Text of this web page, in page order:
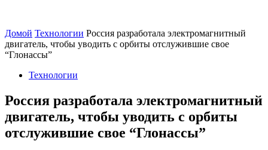
Домой Технологии Россия разработала электромагнитный
двигатель, чтобы уводить с орбиты отслужившие свое
“Глонассы”
Технологии
Россия разработала электромагнитный
двигатель, чтобы уводить с орбиты
отслужившие свое “Глонассы”